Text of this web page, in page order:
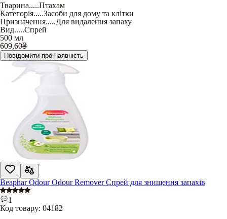
Тварина.....Птахам
Категорія.....Засоби для дому та клітки
Призначення.....Для видалення запаху
Вид.....Спрей
500 мл
609,60₴
Повідомити про наявність
Beaphar Odour Odour Remover Спрей для знищення запахів
1
Код товару: 04182